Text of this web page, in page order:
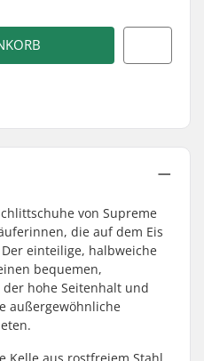
von Supreme
die auf dem Eis
einteilige, halbweiche
bequemen,
hohe Seitenhalt und
außergewöhnliche